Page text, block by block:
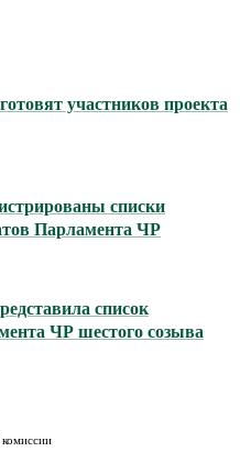
участников проекта
списки
Парламента ЧР
список
ЧР шестого созыва